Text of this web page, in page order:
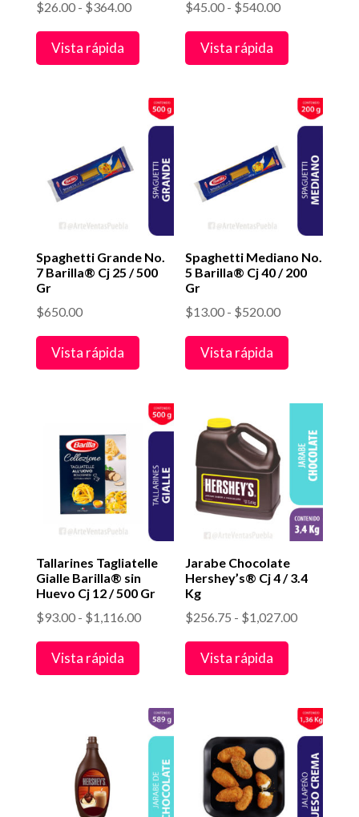
$26.00 - $364.00Rango
desde
hasta
$364.00
Vista rápida
$45.00 - $540.00Rango
desde
hasta
$540.00
Vista rápida
Spaghetti Grande No.
7 Barilla® Cj 25 / 500
Gr
$650.00
Vista rápida
Spaghetti Mediano No.
5 Barilla® Cj 40 / 200
Gr
$13.00 - $520.00Rango
desde
$520.00
Vista rápida
Tallarines Tagliatelle
Gialle Barilla® sin
Huevo Cj 12 / 500 Gr
$93.00 - $1,116.00Rango
hasta
$1,116.00
Vista rápida
Jarabe Chocolate
Hershey’s® Cj 4 / 3.4
Kg
$256.75 - $1,027.00Rango
hasta
$1,027.00
Vista rápida